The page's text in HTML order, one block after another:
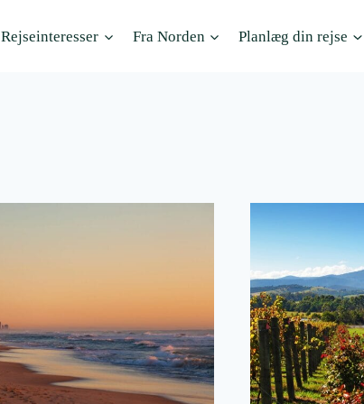
Rejseinteresser Fra Norden Planlæg din rejse